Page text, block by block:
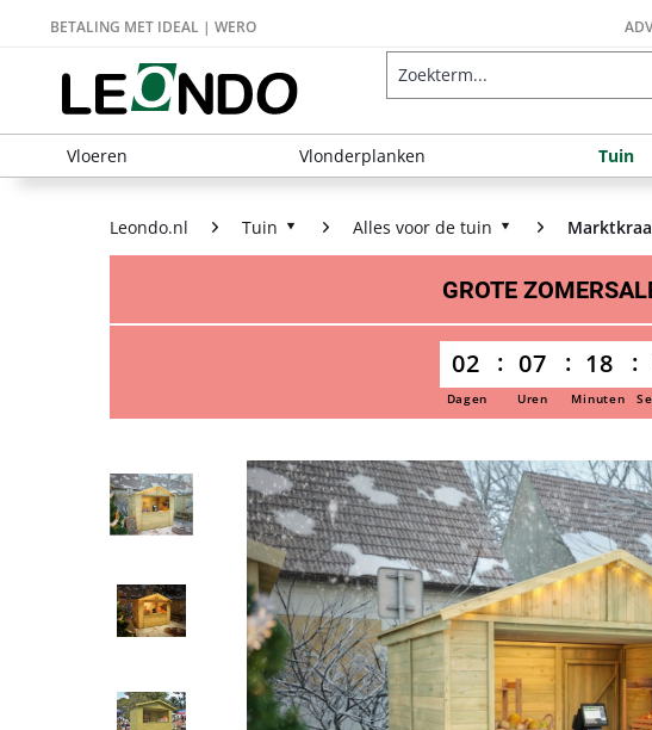
BETALING MET IDEAL | WERO
Vloeren Vlonderplanken Tuin
Leondo.nl Tuin Alles voor de tuin
GROTE
02 07 18
Dagen Uren Minuten